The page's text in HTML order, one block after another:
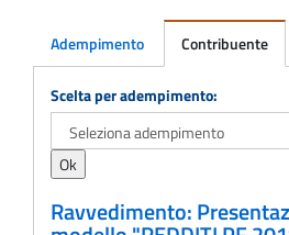
Adempimento Contribuente
Adempimento
Scelta per adempimento:
Ravvedimento: